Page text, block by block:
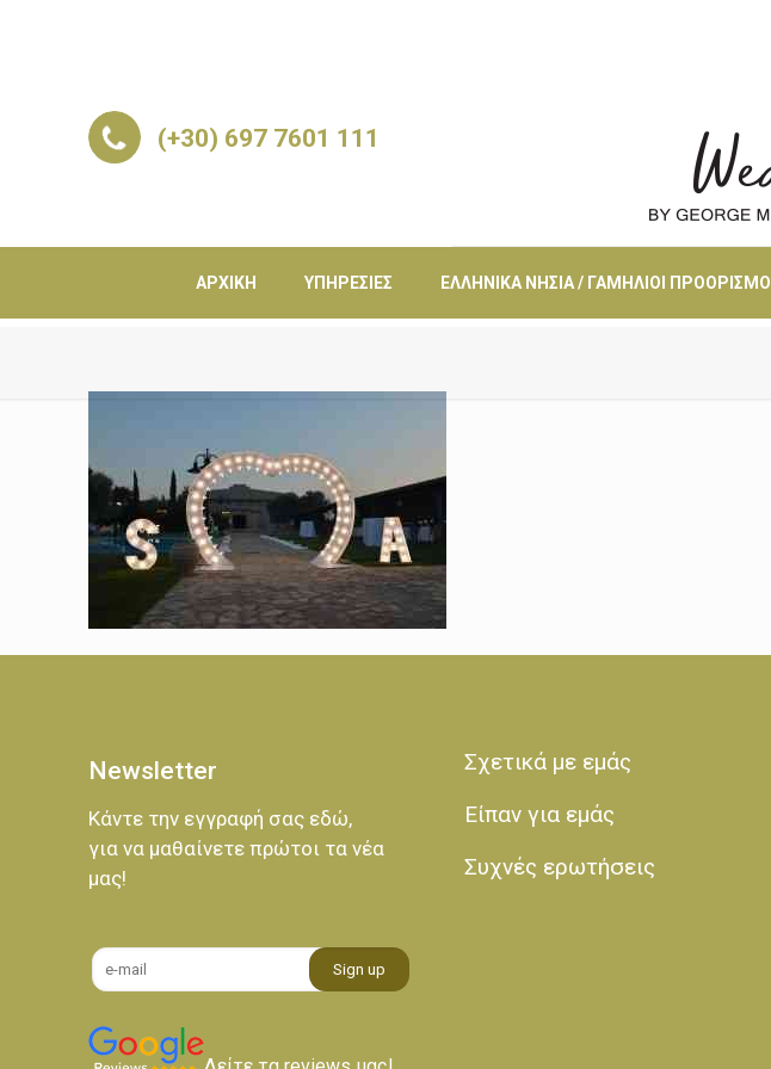
(+30) 697 7601 111
ΑΡΧΙΚΉ ΥΠΗΡΕΣΊΕΣ ΕΛΛΗΝΙΚΆ ΝΗΣΙΆ / ΓΑΜΉΛΙΟΙ ΠΡΟΟΡΙΣΜΟΊ
Newsletter
Κάντε την εγγραφή σας εδώ,
για να μαθαίνετε πρώτοι τα νέα
μας!
Σχετικά με εμάς
Είπαν για εμάς
Συχνές ερωτήσεις